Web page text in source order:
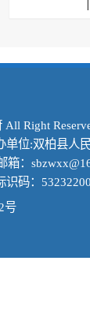
Right
位:双柏县人
箱：
识码：
号